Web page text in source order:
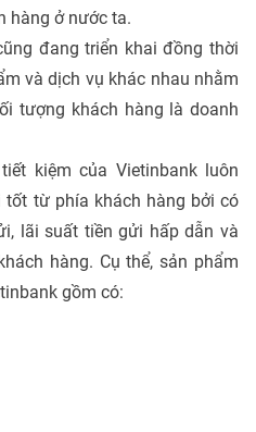
hàng ở nước ta.
đang triển khai đồng thời
và dịch vụ khác nhau nhằm
tượng khách hàng là doanh
kiệm của Vietinbank luôn
từ phía khách hàng bởi có
lãi suất tiền gửi hấp dẫn và
hàng. Cụ thể, sản phẩm
gồm có: